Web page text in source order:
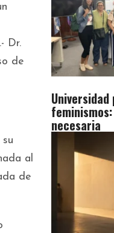
Dr.
de
al
de
necesaria